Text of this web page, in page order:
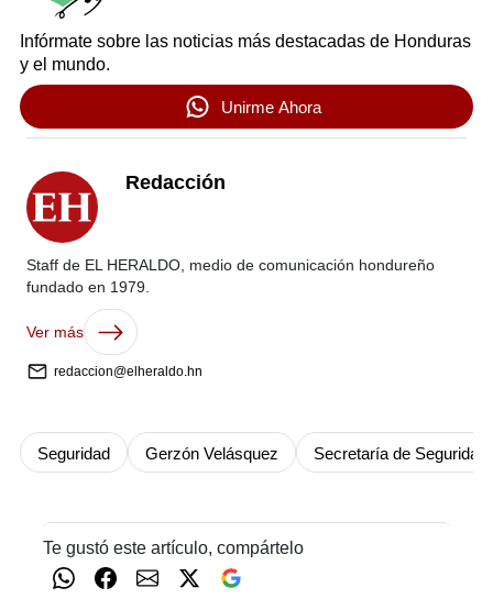
Infórmate sobre las noticias más destacadas de Honduras
y el mundo.
Unirme Ahora
Redacción
Staff de EL HERALDO, medio de comunicación hondureño
fundado en 1979.
Ver más
redaccion@elheraldo.hn
Seguridad Gerzón Velásquez Secretaría de Seguridad
Te gustó este artículo, compártelo